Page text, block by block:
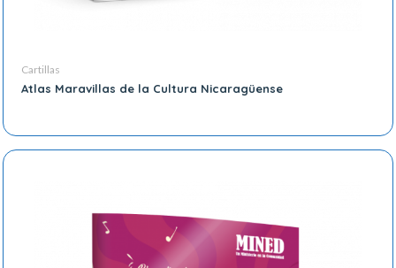
Cartillas
Atlas Maravillas de la Cultura Nicaragüense